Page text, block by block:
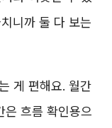
니까 둘 다 보는
게 편해요. 월간
은 흐름 확인용으